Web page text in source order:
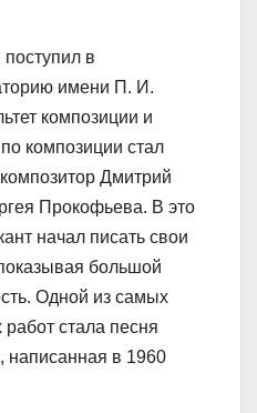
в
имени П. И.
композиции и
композиции стал
Дмитрий
Прокофьева. В это
начал писать свои
большой
Одной из самых
работ стала песня
написанная в 1960